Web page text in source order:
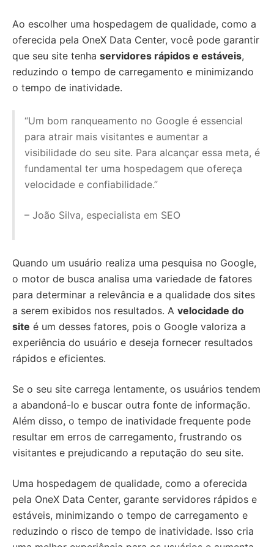
Ao escolher uma hospedagem de qualidade, como a
oferecida pela OneX Data Center, você pode garantir
que seu site tenha servidores rápidos e estáveis,
reduzindo o tempo de carregamento e minimizando
o tempo de inatividade.
“Um bom ranqueamento no Google é essencial
para atrair mais visitantes e aumentar a
visibilidade do seu site. Para alcançar essa meta, é
fundamental ter uma hospedagem que ofereça
velocidade e confiabilidade.”
– João Silva, especialista em SEO
Quando um usuário realiza uma pesquisa no Google,
o motor de busca analisa uma variedade de fatores
para determinar a relevância e a qualidade dos sites
a serem exibidos nos resultados. A velocidade do
site é um desses fatores, pois o Google valoriza a
experiência do usuário e deseja fornecer resultados
rápidos e eficientes.
Se o seu site carrega lentamente, os usuários tendem
a abandoná-lo e buscar outra fonte de informação.
Além disso, o tempo de inatividade frequente pode
resultar em erros de carregamento, frustrando os
visitantes e prejudicando a reputação do seu site.
Uma hospedagem de qualidade, como a oferecida
pela OneX Data Center, garante servidores rápidos e
estáveis, minimizando o tempo de carregamento e
reduzindo o risco de tempo de inatividade. Isso cria